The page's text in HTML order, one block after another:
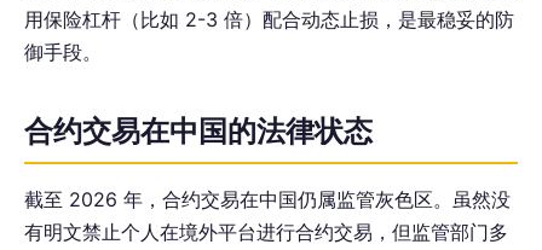
用保险杠杆（比如 2-3 倍）配合动态止损，是最稳妥的防
御手段。
合约交易在中国的法律状态
截至 2026 年，合约交易在中国仍属监管灰色区。虽然没
有明文禁止个人在境外平台进行合约交易，但监管部门多